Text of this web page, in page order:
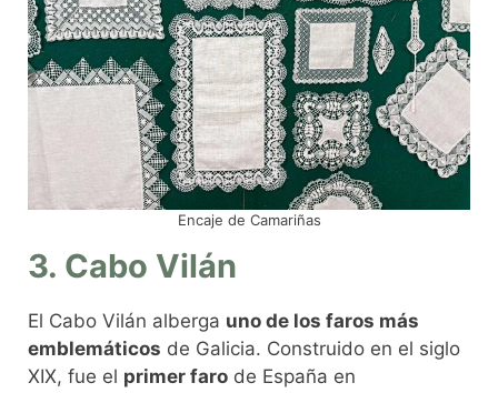
Encaje de Camariñas
3. Cabo Vilán
El Cabo Vilán alberga uno de los faros más
emblemáticos de Galicia. Construido en el siglo
XIX, fue el primer faro de España en